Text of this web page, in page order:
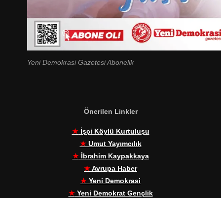
Yeni Demokrasi Gazetesi Abonelik
Önerilen Linkler
★İşçi Köylü Kurtuluşu
★Umut Yayımcılık
★İbrahim Kaypakkaya
★Avrupa Haber
★ Yeni Demokrasi
★Yeni Demokrat Gençlik